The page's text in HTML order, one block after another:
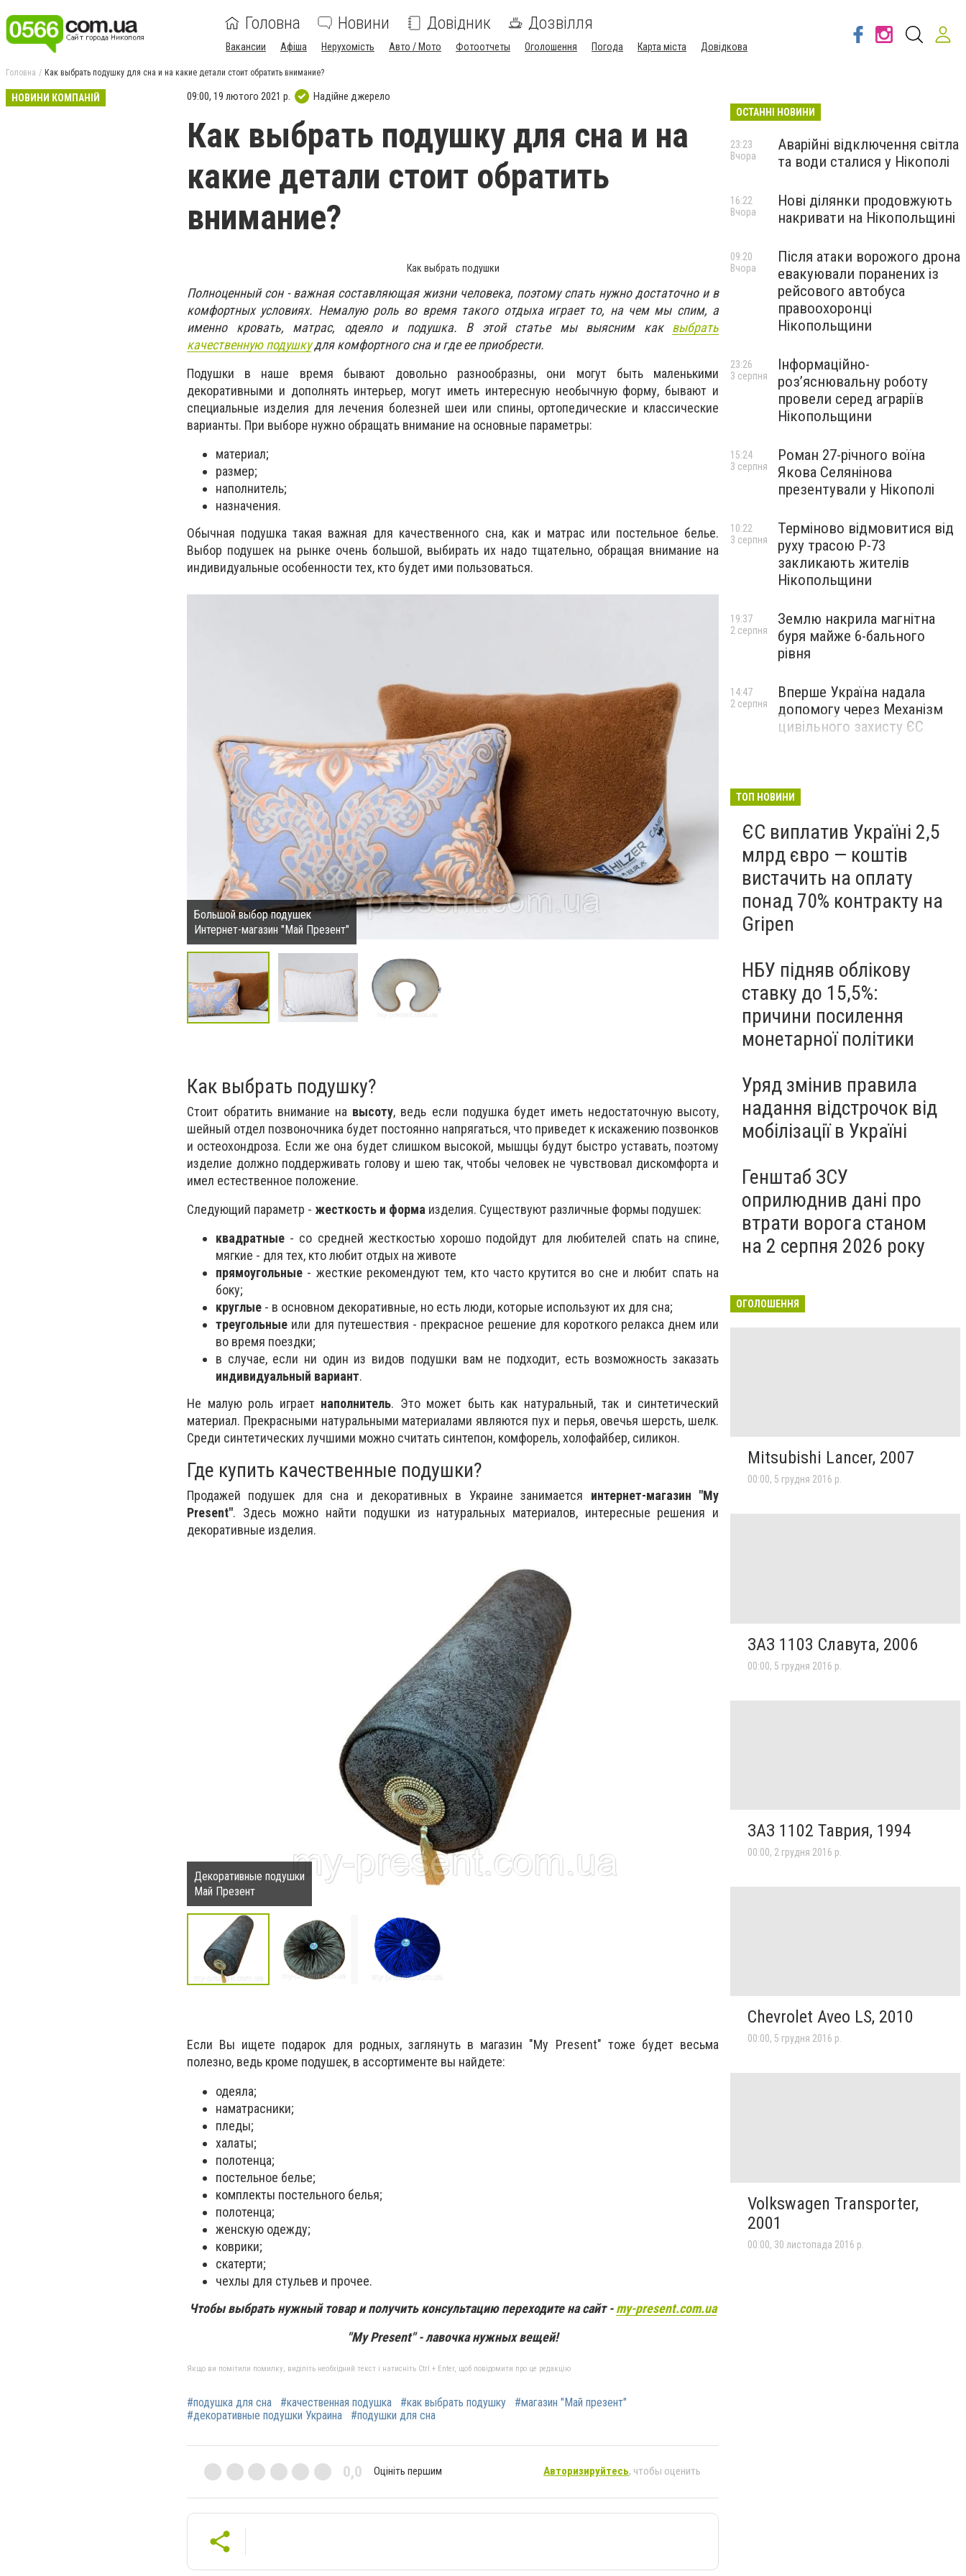
Головна Новини Довідник Дозвілля
Вакансии Афіша Нерухомість Авто / Мото Фотоотчеты Оголошення Погода Карта міста Довідкова
Головна Как выбрать подушку для сна и на какие детали стоит обратить внимание?
НОВИНИ КОМПАНІЙ 09:00, 19 лютого 2021 р. Надійне джерело
Как выбрать подушку для сна и на
какие детали стоит обратить
внимание?
Как выбрать подушки
Полноценный сон - важная составляющая жизни человека, поэтому спать нужно достаточно и в
комфортных условиях. Немалую роль во время такого отдыха играет то, на чем мы спим, а
именно кровать, матрас, одеяло и подушка. В этой статье мы выясним как выбрать
качественную подушкудля комфортного сна и где ее приобрести.
Подушки в наше время бывают довольно разнообразны, они могут быть маленькими
декоративными и дополнять интерьер, могут иметь интересную необычную форму, бывают и
специальные изделия для лечения болезней шеи или спины, ортопедические и классические
варианты. При выборе нужно обращать внимание на основные параметры:
материал;
размер;
наполнитель;
назначения.
Обычная подушка такая важная для качественного сна, как и матрас или постельное белье.
Выбор подушек на рынке очень большой, выбирать их надо тщательно, обращая внимание на
индивидуальные особенности тех, кто будет ими пользоваться.
Большой выбор подушек
Интернет-магазин "Май Презент"
Большой выбор подушек
Интернет-магазин "Май Презент"
Как выбрать подушку?
Стоит обратить внимание на высоту, ведь если подушка будет иметь недостаточную высоту,
шейный отдел позвоночника будет постоянно напрягаться, что приведет к искажению позвонков
и остеохондроза. Если же она будет слишком высокой, мышцы будут быстро уставать, поэтому
изделие должно поддерживать голову и шею так, чтобы человек не чувствовал дискомфорта и
имел естественное положение.
Следующий параметр - жесткость и форма изделия. Существуют различные формы подушек:
квадратные - со средней жесткостью хорошо подойдут для любителей спать на спине,
мягкие - для тех, кто любит отдых на животе
прямоугольные - жесткие рекомендуют тем, кто часто крутится во сне и любит спать на
боку;
круглые - в основном декоративные, но есть люди, которые используют их для сна;
треугольные или для путешествия - прекрасное решение для короткого релакса днем ​​или
во время поездки;
в случае, если ни один из видов подушки вам не подходит, есть возможность заказать
индивидуальный вариант.
Не малую роль играет наполнитель. Это может быть как натуральный, так и синтетический
материал. Прекрасными натуральными материалами являются пух и перья, овечья шерсть, шелк.
Среди синтетических лучшими можно считать синтепон, комфорель, холофайбер, силикон.
Где купить качественные подушки?
Продажей подушек для сна и декоративных в Украине занимается интернет-магазин "My
Present". Здесь можно найти подушки из натуральных материалов, интересные решения и
декоративные изделия.
Декоративные подушки
Май Презент
Если Вы ищете подарок для родных, заглянуть в магазин "My Present" тоже будет весьма
полезно, ведь кроме подушек, в ассортименте вы найдете:
одеяла;
наматрасники;
пледы;
халаты;
полотенца;
постельное белье;
комплекты постельного белья;
полотенца;
женскую одежду;
коврики;
скатерти;
чехлы для стульев и прочее.
Чтобы выбрать нужный товар и получить консультацию переходите на сайт -my-present.com.ua
"My Present" - лавочка нужных вещей!
Якщо ви помітили помилку, виділіть необхідний текст і натисніть Ctrl + Enter, щоб повідомити про це редакцію
#подушка для сна #качественная подушка #как выбрать подушку
#магазин "Май презент"
#декоративные подушки Украина
#подушки для сна
0,0 Оцініть першим Авторизируйтесь, чтобы оценить
ОСТАННІ НОВИНИ
Аварійні відключення світла
та води сталися у Нікополі
23:23
Вчора
Нові ділянки продовжують
накривати на Нікопольщині
16:22
Вчора
Після атаки ворожого дрона
евакуювали поранених із
рейсового автобуса
правоохоронці
Нікопольщини
09:20
Вчора
Інформаційно-
роз’яснювальну роботу
провели серед аграріїв
Нікопольщини
23:26
3 серпня
Роман 27-річного воїна
Якова Селянінова
презентували у Нікополі
15:24
3 серпня
Терміново відмовитися від
руху трасою Р-73
закликають жителів
Нікопольщини
10:22
3 серпня
Землю накрила магнітна
буря майже 6-бального
рівня
19:37
2 серпня
Вперше Україна надала
допомогу через Механізм
цивільного захисту ЄС
14:47
2 серпня
ТОП НОВИНИ
ЄС виплатив Україні 2,5
млрд євро — коштів
вистачить на оплату
понад 70% контракту на
Gripen
НБУ підняв облікову
ставку до 15,5%:
причини посилення
монетарної політики
Уряд змінив правила
надання відстрочок від
мобілізації в Україні
Генштаб ЗСУ
оприлюднив дані про
втрати ворога станом
на 2 серпня 2026 року
ОГОЛОШЕННЯ
Mitsubishi Lancer, 2007
00:00, 5 грудня 2016 р.
ЗАЗ 1103 Славута, 2006
00:00, 5 грудня 2016 р.
ЗАЗ 1102 Таврия, 1994
00:00, 2 грудня 2016 р.
Chevrolet Aveo LS, 2010
00:00, 5 грудня 2016 р.
Volkswagen Transporter,
2001
00:00, 30 листопада 2016 р.